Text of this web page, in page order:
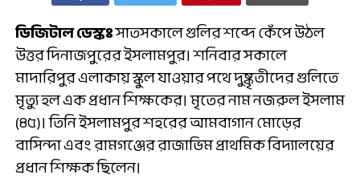
ডিজিটাল ডেস্কঃসাতসকালে গুলির শব্দে কেঁপে উঠল
উত্তর দিনাজপুরের ইসলামপুর। শনিবার সকালে
মাদারিপুর এলাকায় স্কুল যাওয়ার পথে দুষ্কৃতীদের গুলিতে
মৃত্যু হল এক প্রধান শিক্ষকের। মৃতের নাম নজরুল ইসলাম
(৪৫)। তিনি ইসলামপুর শহরের আমবাগান মোড়ের
বাসিন্দা এবং রামগঞ্জের রাজাভিম প্রাথমিক বিদ্যালয়ের
প্রধান শিক্ষক ছিলেন।